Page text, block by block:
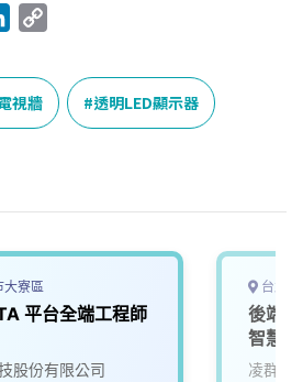
n
k
e
n
p
L
k
視牆 透明LED顯示器
大寮區
平台全端工程師
股份有限公司
台北
後端
智慧
凌群電